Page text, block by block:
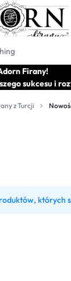
Firany!
sukcesu i
z Turcji
których